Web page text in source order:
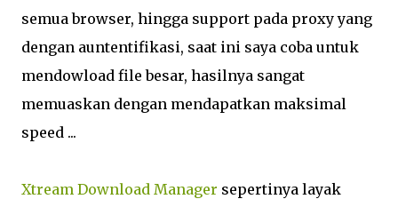
semua browser, hingga support pada proxy yang
dengan auntentifikasi, saat ini saya coba untuk
mendowload file besar, hasilnya sangat
memuaskan dengan mendapatkan maksimal
speed ...
Xtream Download Manager sepertinya layak